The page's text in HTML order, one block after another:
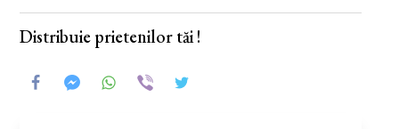
Distribuie prietenilor tăi !